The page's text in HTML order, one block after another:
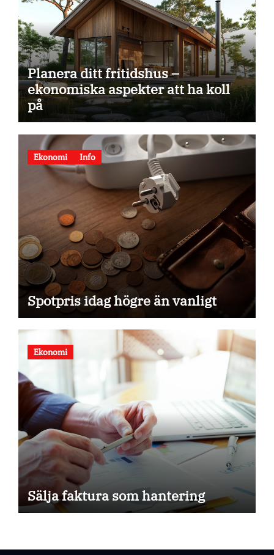
Planera ditt fritidshus –
ekonomiska aspekter att ha koll
på
Ekonomi Info
Spotpris idag högre än vanligt
Ekonomi
Sälja faktura som hantering